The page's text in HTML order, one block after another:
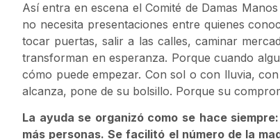
Así entra en escena el Comité de Damas
no necesita presentaciones entre quienes
tocar puertas, salir a las calles, caminar
transforman en esperanza. Porque cuando
cómo puede empezar. Con sol o con lluvia,
alcanza, pone de su bolsillo. Porque su
La ayuda se organizó como se hace
más personas. Se facilitó el número de la